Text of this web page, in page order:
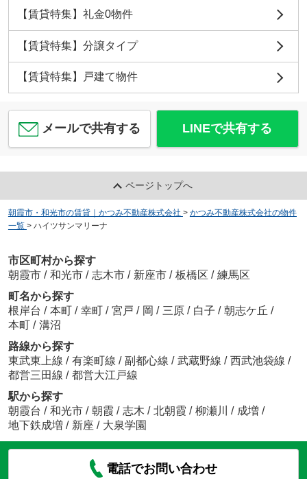
【賃貸特集】礼金0物件
【賃貸特集】分譲タイプ
【賃貸特集】戸建て物件
メールで共有する LINEで共有する
ページトップへ
朝霞市・和光市の賃貸｜かつみ不動産株式会社 > かつみ不動産株式会社の物件
一覧 > ハイツサンマリーナ
市区町村から探す
朝霞市 / 和光市 / 志木市 / 新座市 / 板橋区 / 練馬区
町名から探す
根岸台 / 本町 / 幸町 / 宮戸 / 岡 / 三原 / 白子 / 朝志ケ丘 /
本町 / 溝沼
路線から探す
東武東上線 / 有楽町線 / 副都心線 / 武蔵野線 / 西武池袋線 /
都営三田線 / 都営大江戸線
駅から探す
朝霞台 / 和光市 / 朝霞 / 志木 / 北朝霞 / 柳瀬川 / 成増 /
地下鉄成増 / 新座 / 大泉学園
電話でお問い合わせ